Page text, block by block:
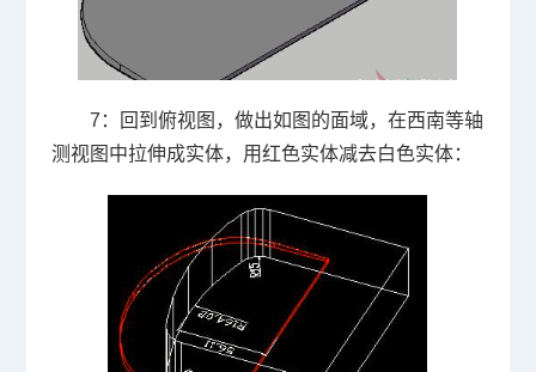
7 ：回到俯视图，做出如图的面域，在西南等轴
测视图中拉伸成实体，用红色实体减去白色实体：